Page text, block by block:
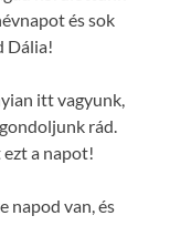
és sok
Dália!
itt vagyunk,
rád.
a napot!
napod van, és